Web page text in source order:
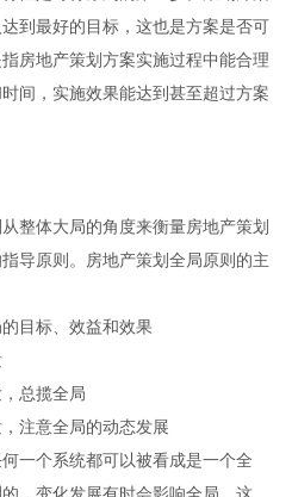
到最好的目标，这也是方案是否可
房地产策划方案实施过程中能合理
间，实施效果能达到甚至超过方案
整体大局的角度来衡量房地产策划
导原则。房地产策划全局原则的主
目标、效益和效果
总揽全局
注意全局的动态发展
一个系统都可以被看成是一个全